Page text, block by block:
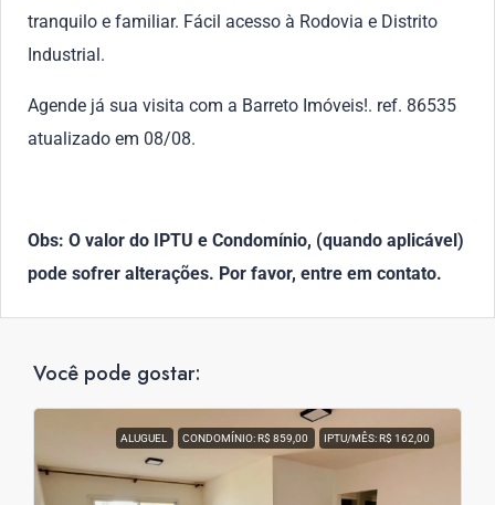
tranquilo e familiar. Fácil acesso à Rodovia e Distrito
Industrial.
Agende já sua visita com a Barreto Imóveis!. ref. 86535
atualizado em 08/08.
Obs: O valor do IPTU e Condomínio, (quando aplicável)
pode sofrer alterações. Por favor, entre em contato.
Você pode gostar:
ALUGUEL CONDOMÍNIO: R$ 859,00 IPTU/MÊS: R$ 162,00